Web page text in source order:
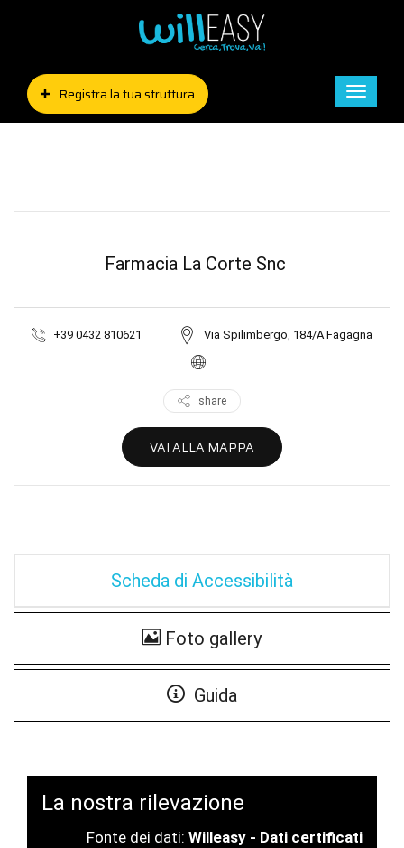
Registra la tua struttura
Toggle
Farmacia La Corte Snc
+39 0432 810621 Via Spilimbergo, 184/A Fagagna
share
VAI ALLA MAPPA
Scheda di Accessibilità
Foto gallery
Guida
La nostra rilevazione
Fonte dei dati: Willeasy - Dati certificati